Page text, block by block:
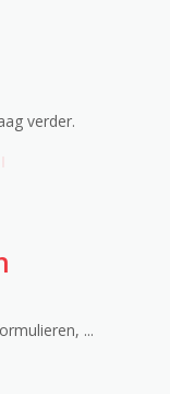
verder.
...